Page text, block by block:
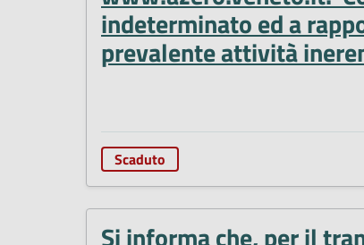
indeterminato ed a
prevalente attività
Scaduto